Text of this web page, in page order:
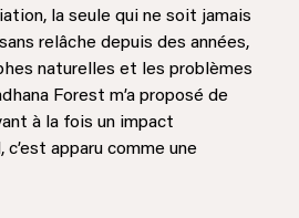
la seule qui ne soit jamais
relâche depuis des années,
naturelles et les problèmes
Forest m’a proposé de
à la fois un impact
apparu comme une